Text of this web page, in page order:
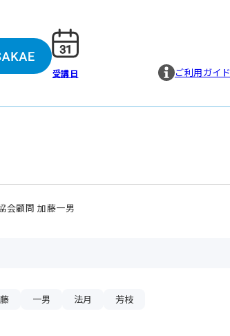
受講日 ご利用ガイド
会顧問 加藤一男
一男 法月 芳枝